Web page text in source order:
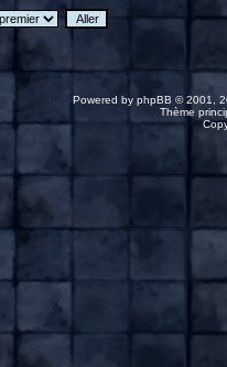
Powered by phpBB © 2001,
Thème